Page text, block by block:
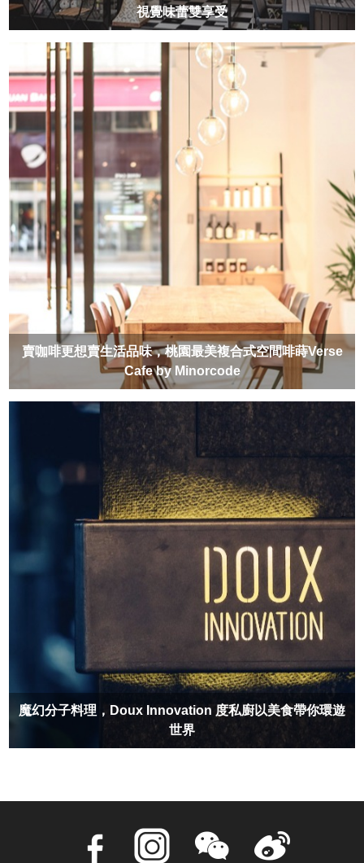
視覺味蕾雙享受
賣咖啡更想賣生活品味，桃園最美複合式空間啡蒔Verse
Cafe by Minorcode
魔幻分子料理，Doux Innovation 度私廚以美食帶你環遊
世界